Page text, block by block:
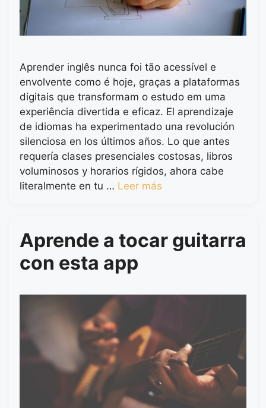
Aprender inglês nunca foi tão acessível e
envolvente como é hoje, graças a plataformas
digitais que transformam o estudo em uma
experiência divertida e eficaz. El aprendizaje
de idiomas ha experimentado una revolución
silenciosa en los últimos años. Lo que antes
requería clases presenciales costosas, libros
voluminosos y horarios rígidos, ahora cabe
literalmente en tu … Leer más
Aprende a tocar guitarra
con esta app